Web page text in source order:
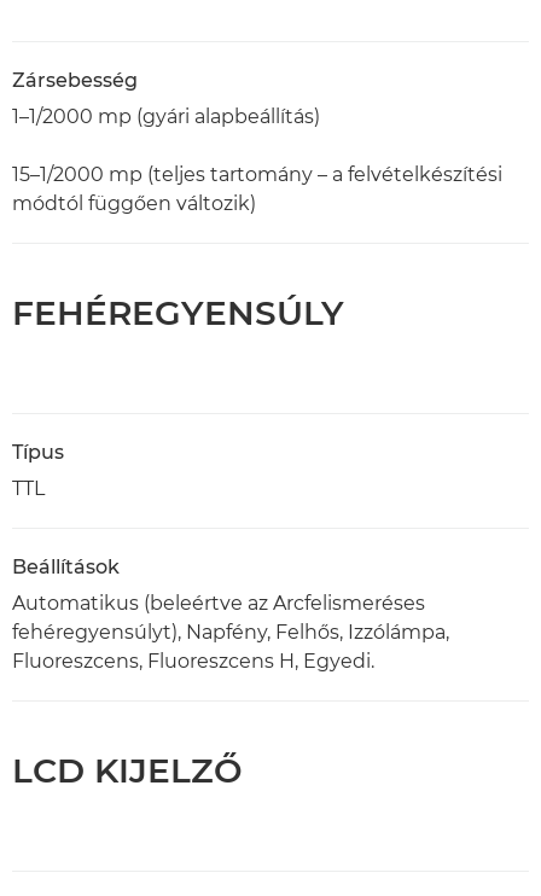
Zársebesség
1–1/2000 mp (gyári alapbeállítás)
15–1/2000 mp (teljes tartomány – a felvételkészítési
módtól függően változik)
FEHÉREGYENSÚLY
Típus
TTL
Beállítások
Automatikus (beleértve az Arcfelismeréses
fehéregyensúlyt), Napfény, Felhős, Izzólámpa,
Fluoreszcens, Fluoreszcens H, Egyedi.
LCD KIJELZŐ